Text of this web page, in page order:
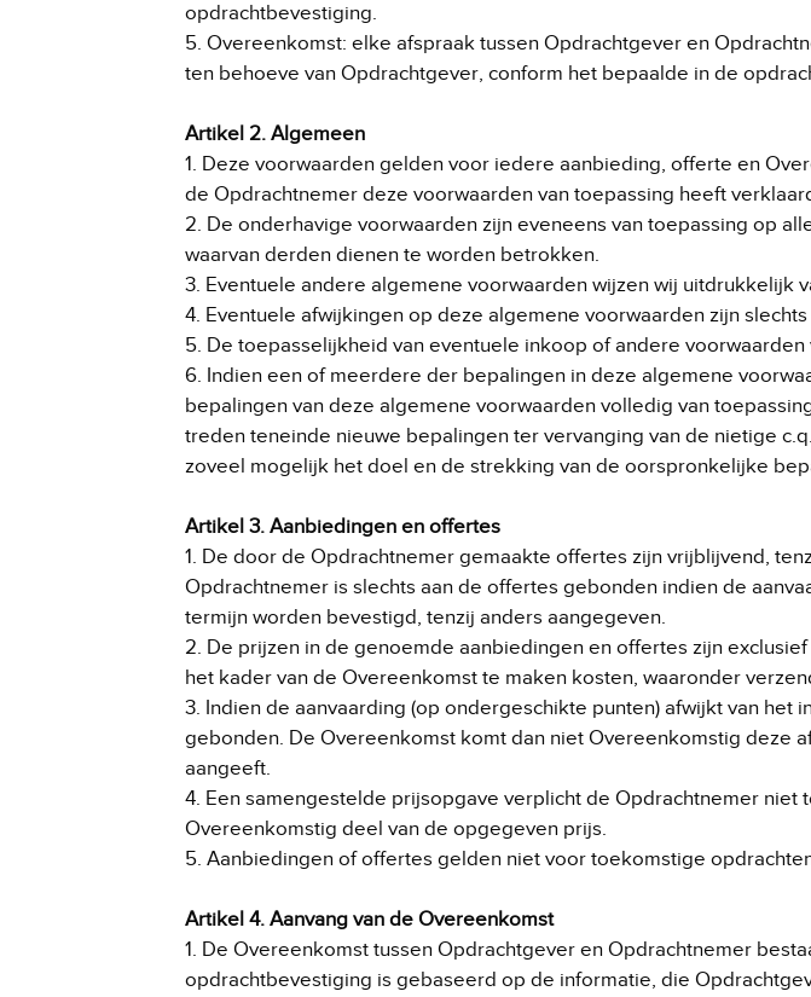
opdrachtbevestiging.
5. Overeenkomst: elke afspraak tussen Opdrachtgever en
ten behoeve van Opdrachtgever, conform het bepaalde in de
Artikel 2. Algemeen
1. Deze voorwaarden gelden voor iedere aanbieding, offerte en
de Opdrachtnemer deze voorwaarden van toepassing heeft
2. De onderhavige voorwaarden zijn eveneens van toepassing op
waarvan derden dienen te worden betrokken.
3. Eventuele andere algemene voorwaarden wijzen wij uitdrukkelijk
4. Eventuele afwijkingen op deze algemene voorwaarden zijn
5. De toepasselijkheid van eventuele inkoop of andere
6. Indien een of meerdere der bepalingen in deze algemene
bepalingen van deze algemene voorwaarden volledig van
treden teneinde nieuwe bepalingen ter vervanging van de nietige
zoveel mogelijk het doel en de strekking van de oorspronkelijke
Artikel 3. Aanbiedingen en offertes
1. De door de Opdrachtnemer gemaakte offertes zijn vrijblijvend,
Opdrachtnemer is slechts aan de offertes gebonden indien de
termijn worden bevestigd, tenzij anders aangegeven.
2. De prijzen in de genoemde aanbiedingen en offertes zijn
het kader van de Overeenkomst te maken kosten, waaronder
3. Indien de aanvaarding (op ondergeschikte punten) afwijkt van
gebonden. De Overeenkomst komt dan niet Overeenkomstig deze
aangeeft.
4. Een samengestelde prijsopgave verplicht de Opdrachtnemer
Overeenkomstig deel van de opgegeven prijs.
5. Aanbiedingen of offertes gelden niet voor toekomstige
Artikel 4. Aanvang van de Overeenkomst
1. De Overeenkomst tussen Opdrachtgever en Opdrachtnemer
opdrachtbevestiging is gebaseerd op de informatie, die